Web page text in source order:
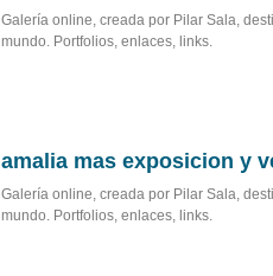
Galería online, creada por Pilar Sala,
mundo. Portfolios, enlaces, links.
amalia mas exposicion y
Galería online, creada por Pilar Sala,
mundo. Portfolios, enlaces, links.